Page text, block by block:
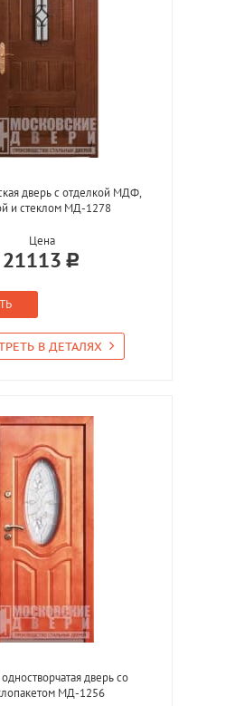
дверь с отделкой МДФ,
и стеклом МД-1278
Цена
21113
В ДЕТАЛЯХ
дверь со
МД-1256